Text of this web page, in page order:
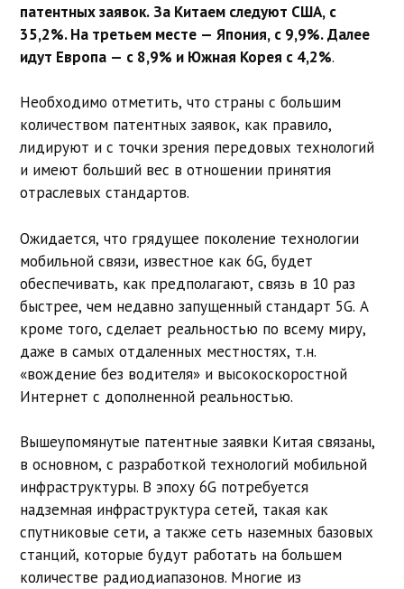
патентных заявок. За Китаем следуют США, с
35,2%. На третьем месте — Япония, с 9,9%. Далее
идут Европа — с 8,9% и Южная Корея с 4,2%.
Необходимо отметить, что страны с большим
количеством патентных заявок, как правило,
лидируют и с точки зрения передовых технологий
и имеют больший вес в отношении принятия
отраслевых стандартов.
Ожидается, что грядущее поколение технологии
мобильной связи, известное как 6G, будет
обеспечивать, как предполагают, связь в 10 раз
быстрее, чем недавно запущенный стандарт 5G. А
кроме того, сделает реальностью по всему миру,
даже в самых отдаленных местностях, т.н.
«вождение без водителя» и высокоскоростной
Интернет с дополненной реальностью.
Вышеупомянутые патентные заявки Китая связаны,
в основном, с разработкой технологий мобильной
инфраструктуры. В эпоху 6G потребуется
надземная инфраструктура сетей, такая как
спутниковые сети, а также сеть наземных базовых
станций, которые будут работать на большем
количестве радиодиапазонов. Многие из